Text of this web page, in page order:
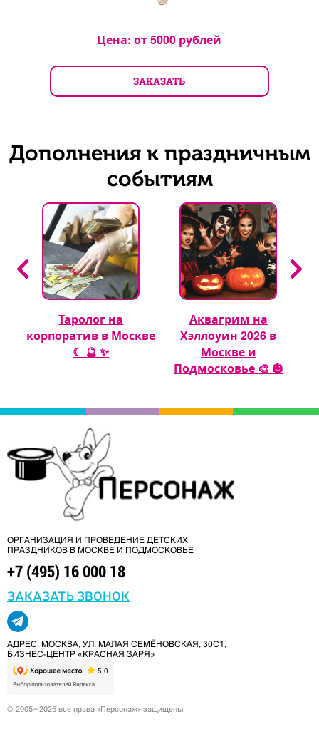
Цена: от5000 рублей
ЗАКАЗАТЬ
Дополнения к праздничным
событиям
Таролог на
корпоратив в Москве
☾ 🔮 ✨
Аквагрим на
Хэллоуин 2026 в
Москве и
Подмосковье 🎨 🎃
ОРГАНИЗАЦИЯ И ПРОВЕДЕНИЕ ДЕТСКИХ
ПРАЗДНИКОВ В МОСКВЕ И ПОДМОСКОВЬЕ
+7 (495) 16 000 18
ЗАКАЗАТЬ ЗВОНОК
АДРЕС: МОСКВА, УЛ. МАЛАЯ СЕМЁНОВСКАЯ, 30С1,
БИЗНЕС-ЦЕНТР «КРАСНАЯ ЗАРЯ»
© 2005—2026 все права «Персонаж» защищены